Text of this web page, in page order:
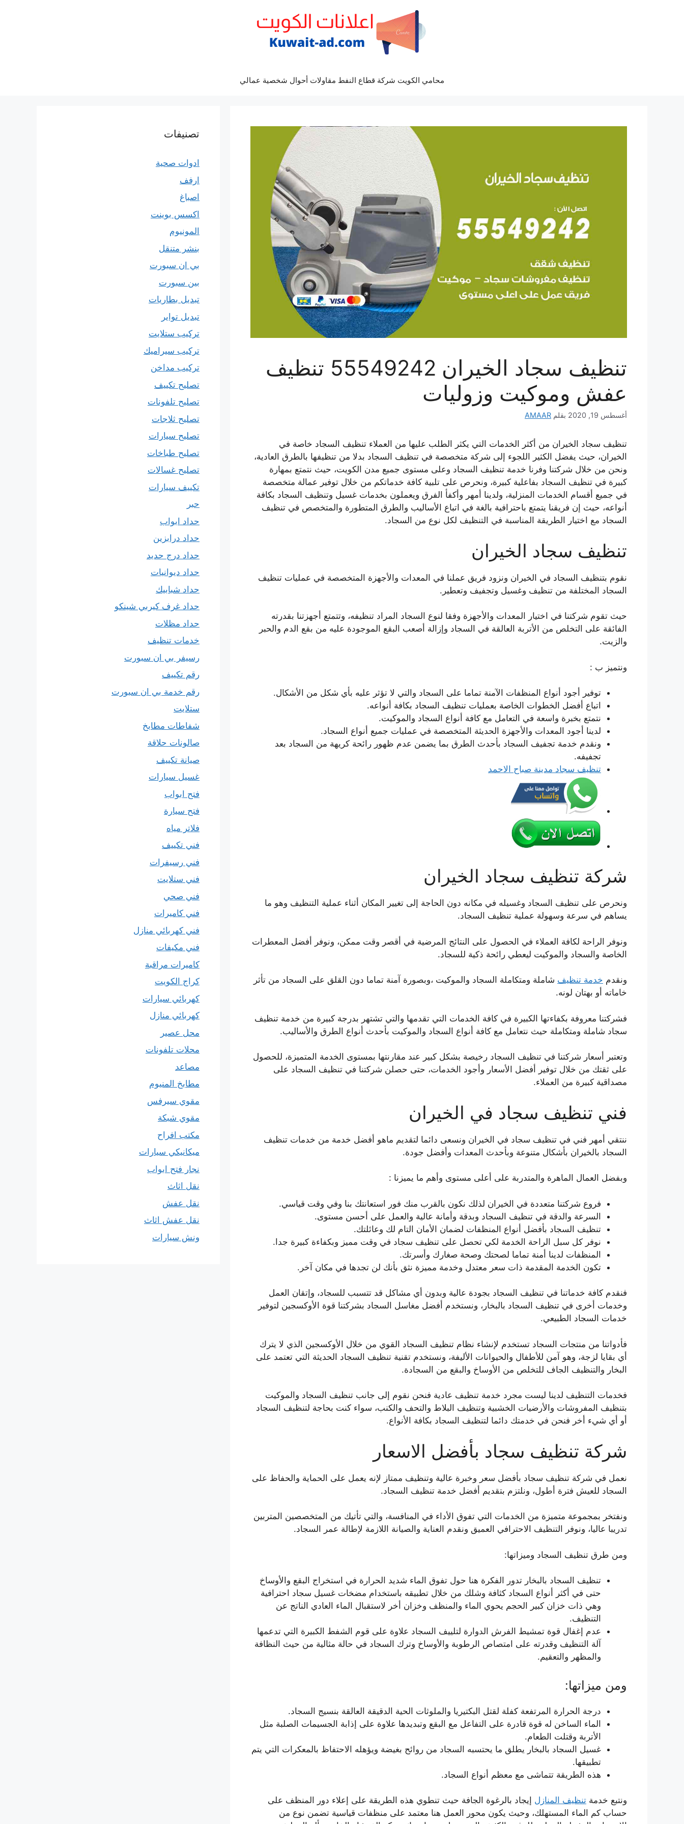
محامي الكويت شركة قطاع النفط مقاولات أحوال شخصية عمالي
تنظيف سجاد الخيران 55549242 تنظيف
عفش وموكيت وزوليات
أغسطس 19, 2020 بقلم AMAAR
تنظيف سجاد الخيران من أكثر الخدمات التي يكثر الطلب عليها من العملاء تنظيف السجاد خاصة في
الخيران، حيث يفضل الكثير اللجوء إلى شركة متخصصة في تنظيف السجاد بدلا من تنظيفها بالطرق العادية،
ونحن من خلال شركتنا وفرنا خدمة تنظيف السجاد وعلى مستوى جميع مدن الكويت، حيث نتمتع بمهارة
كبيرة في تنظيف السجاد بفاعلية كبيرة، ونحرص على تلبية كافة خدماتكم من خلال توفير عمالة متخصصة
في جميع أقسام الخدمات المنزلية، ولدينا أمهر وأكفأ الفرق ويعملون بخدمات غسيل وتنظيف السجاد بكافة
أنواعه، حيث إن فريقنا يتمتع باحترافية بالغة في اتباع الأساليب والطرق المتطورة والمتخصص في تنظيف
السجاد مع اختيار الطريقة المناسبة في التنظيف لكل نوع من السجاد.
تنظيف سجاد الخيران
نقوم بتنظيف السجاد في الخيران ونزود فريق عملنا في المعدات والأجهزة المتخصصة في عمليات تنظيف
السجاد المختلفة من تنظيف وغسيل وتجفيف وتعطير.
حيث تقوم شركتنا في اختيار المعدات والأجهزة وفقا لنوع السجاد المراد تنظيفه، وتتمتع أجهزتنا بقدرته
الفائقة على التخلص من الأتربة العالقة في السجاد وإزالة أصعب البقع الموجودة عليه من بقع الدم والحبر
والزيت.
ونتميز ب :
توفير أجود أنواع المنظفات الآمنة تماما على السجاد والتي لا تؤثر عليه بأي شكل من الأشكال.
اتباع أفضل الخطوات الخاصة بعمليات تنظيف السجاد بكافة أنواعه.
نتمتع بخبرة واسعة في التعامل مع كافة أنواع السجاد والموكيت.
لدينا أجود المعدات والأجهزة الحديثة المتخصصة في عمليات جميع أنواع السجاد.
ونقدم خدمة تجفيف السجاد بأحدث الطرق بما يضمن عدم ظهور رائحة كريهة من السجاد بعد
تجفيفه.
تنظيف سجاد مدينة صباح الاحمد
شركة تنظيف سجاد الخيران
ونحرص على تنظيف السجاد وغسيله في مكانه دون الحاجة إلى تغيير المكان أثناء عملية التنظيف وهو ما
يساهم في سرعة وسهولة عملية تنظيف السجاد.
ونوفر الراحة لكافة العملاء في الحصول على النتائج المرضية في أقصر وقت ممكن، ونوفر أفضل المعطرات
الخاصة والسجاد والموكيت ليعطي رائحة ذكية للسجاد.
ونقدم خدمة تنظيف شاملة ومتكاملة السجاد والموكيت ،وبصورة آمنة تماما دون القلق على السجاد من تأثر
خاماته أو بهتان لونه.
فشركتنا معروفة بكفاءتها الكبيرة في كافة الخدمات التي تقدمها والتي تشتهر بدرجة كبيرة من خدمة تنظيف
سجاد شاملة ومتكاملة حيث نتعامل مع كافة أنواع السجاد والموكيت بأحدث أنواع الطرق والأساليب.
وتعتبر أسعار شركتنا في تنظيف السجاد رخيصة بشكل كبير عند مقارنتها بمستوى الخدمة المتميزة، للحصول
على ثقتك من خلال توفير أفضل الأسعار وأجود الخدمات، حتى حصلن شركتنا في تنظيف السجاد على
مصداقية كبيرة من العملاء.
فني تنظيف سجاد في الخيران
ننتقي أمهر فني في تنظيف سجاد في الخيران ونسعى دائما لتقديم ماهو أفضل خدمة من خدمات تنظيف
السجاد بالخيران بأشكال متنوعة وبأحدث المعدات وأفضل جودة.
وبفضل العمال الماهرة والمتدربة على أعلى مستوى وأهم ما يميزنا :
فروع شركتنا متعددة في الخيران لذلك نكون بالقرب منك فور استعانتك بنا وفي وقت قياسي.
السرعة والدقة في تنظيف السجاد وبدقة وأمانة عالية والعمل على أحسن مستوى.
تنظيف السجاد بأفضل أنواع المنظفات لضمان الأمان التام لك وعائلتك.
نوفر كل سبل الراحة الخدمة لكي تحصل على تنظيف سجاد في وقت مميز وبكفاءة كبيرة جدا.
المنظفات لدينا أمنة تماما لصحتك وصحة صغارك وأسرتك.
تكون الخدمة المقدمة ذات سعر معتدل وخدمة مميزة نثق بأنك لن تجدها في مكان آخر.
فنقدم كافة خدماتنا في تنظيف السجاد بجودة عالية وبدون أي مشاكل قد تتسبب للسجاد، وإتقان العمل
وخدمات أخرى في تنظيف السجاد بالبخار، ونستخدم أفضل مغاسل السجاد بشركتنا قوة الأوكسجين لتوفير
خدمات السجاد الطبيعي.
فأدواتنا من منتجات السجاد تستخدم لإنشاء نظام تنظيف السجاد القوي من خلال الأوكسجين الذي لا يترك
أي بقايا لزجة، وهو آمن للأطفال والحيوانات الأليفة، ونستخدم تقنية تنظيف السجاد الحديثة التي تعتمد على
البخار والتنظيف الجاف للتخلص من الأوساخ والبقع من السجادة.
فخدمات التنظيف لدينا ليست مجرد خدمة تنظيف عادية فنحن نقوم إلى جانب تنظيف السجاد والموكيت
بتنظيف المفروشات والأرضيات الخشبية وتنظيف البلاط والتحف والكنب، سواء كنت بحاجة لتنظيف السجاد
أو أي شيء أخر فنحن في خدمتك دائما لتنظيف السجاد بكافة الأنواع.
شركة تنظيف سجاد بأفضل الاسعار
نعمل في شركة تنظيف سجاد بأفضل سعر وخبرة عالية وتنظيف ممتاز لإنه يعمل على الحماية والحفاظ على
السجاد للعيش فترة أطول، ونلتزم بتقديم أفضل خدمة تنظيف السجاد.
ونفتخر بمجموعة متميزة من الخدمات التي تفوق الأداء في المنافسة، والتي تأتيك من المتخصصين المتربين
تدريبا عاليا، ونوفر التنظيف الاحترافي العميق ونقدم العناية والصيانة اللازمة لإطالة عمر السجاد.
ومن طرق تنظيف السجاد وميزاتها:
تنظيف السجاد بالبخار تدور الفكرة هنا حول تفوق الماء شديد الحرارة في استخراج البقع والأوساخ
حتى في أكثر أنواع السجاد كثافة وشلك من خلال تطبيقه باستخدام مضخات غسيل سجاد احترافية
وهي ذات خزان كبير الحجم يحوي الماء والمنظف وخزان أخر لاستقبال الماء العادي الناتج عن
التنظيف.
عدم إغفال قوة تمشيط الفرش الدوارة لتلييف السجاد علاوة على قوم الشفط الكبيرة التي تدعمها
آلة التنظيف وقدرته على امتصاص الرطوبة والأوساخ وترك السجاد في حالة مثالية من حيث النظافة
والمظهر والتعقيم.
ومن ميزاتها:
درجة الحرارة المرتفعة كفلة لقتل البكتيريا والملوثات الحية الدقيقة العالقة بنسيج السجاد.
الماء الساخن له قوة قادرة على التفاعل مع البقع وتبديدها علاوة على إذابة الجسيمات الصلبة مثل
الأتربة وقتلت الطعام.
غسيل السجاد بالبخار يطلق ما يحتسبه السجاد من روائح بغيضة ويؤهله الاحتفاظ بالمعكرات التي يتم
تطبيقها.
هذه الطريقة تتماشى مع معظم أنواع السجاد.
ونتبع خدمة تنظيف المنازل إيجاد بالرغوة الجافة حيث تنطوي هذه الطريقة على إعلاء دور المنظف على
حساب كم الماء المستهلك، وحيث يكون محور العمل هنا معتمد على منظفات قياسية تضمن نوع من
تصنيفات
ادوات صحية
ارفف
اصباغ
اكسس بوينت
المونيوم
بنشر متنقل
بي ان سبورت
بين سبورت
تبديل بطاريات
تبديل تواير
تركيب ستلايت
تركيب سيراميك
تركيب مداخن
تصليح تكييف
تصليح تلفونات
تصليح ثلاجات
تصليح سيارات
تصليح طباخات
تصليح غسالات
تكييف سيارات
حبر
حداد ابواب
حداد درابزين
حداد درج حديد
حداد ديوانيات
حداد شبابيك
حداد غرف كيربي شينكو
حداد مظلات
خدمات تنظيف
رسيفر بي ان سبورت
رقم تكييف
رقم خدمة بي ان سبورت
ستلايت
شفاطات مطابخ
صالونات حلاقة
صيانة تكييف
غسيل سيارات
فتح ابواب
فتح سيارة
فلاتر مياه
فني تكييف
فني رسيفرات
فني ستلايت
فني صحي
فني كاميرات
فني كهربائي منازل
فني مكيفات
كاميرات مراقبة
كراج الكويت
كهربائي سيارات
كهربائي منازل
محل عصير
محلات تلفونات
مصاعد
مطابخ المنيوم
مقوي سيرفس
مقوي شبكة
مكتب افراح
ميكانيكي سيارات
نجار فتح ابواب
نقل اثاث
نقل عفش
نقل عفش اثاث
ونش سيارات